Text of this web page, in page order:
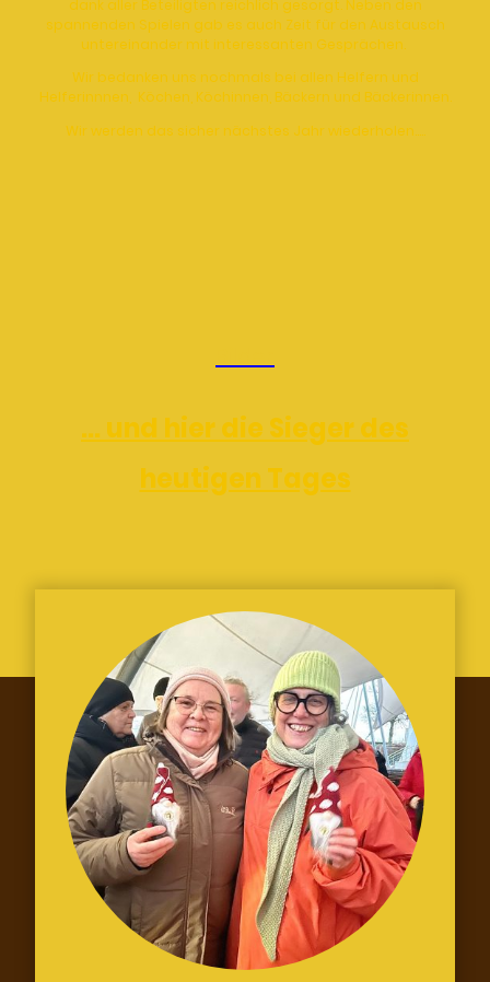
dank aller Beteiligten reichlich gesorgt. Neben den
spannenden Spielen gab es auch Zeit für den Austausch
untereinander mit interessanten Gesprächen.
Wir bedanken uns nochmals bei allen Helfern und
Helferinnnen, Köchen, Köchinnen, Bäckern und Bäckerinnen.
Wir werden das sicher nächstes Jahr wiederholen.....
... und hier die Sieger des
heutigen Tages